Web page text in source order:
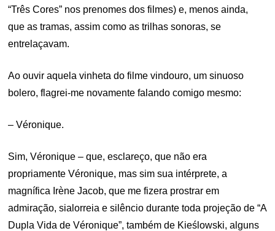
“Três Cores” nos prenomes dos filmes) e, menos ainda,
que as tramas, assim como as trilhas sonoras, se
entrelaçavam.
Ao ouvir aquela vinheta do filme vindouro, um sinuoso
bolero, flagrei-me novamente falando comigo mesmo:
– Véronique.
Sim, Véronique – que, esclareço, que não era
propriamente Véronique, mas sim sua intérprete, a
magnífica Irène Jacob, que me fizera prostrar em
admiração, sialorreia e silêncio durante toda projeção de “A
Dupla Vida de Véronique”, também de Kieślowski, alguns